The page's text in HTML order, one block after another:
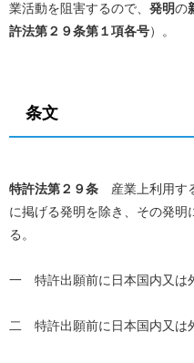
業活動を阻害するので、 発明の
許法第２９条第１項各号）。
条文
特許法第２９条 産業上利用す
に掲げる発明を除き、その発明
る。
一 特許出願前に日本国内又は
二 特許出願前に日本国内又は